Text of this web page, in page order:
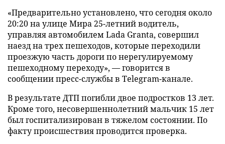
«Предварительно установлено, что сегодня около
20:20 на улице Мира 25-летний водитель,
управляя автомобилем Lada Granta, совершил
наезд на трех пешеходов, которые переходили
проезжую часть дороги по нерегулируемому
пешеходному переходу», — говорится в
сообщении пресс-службы в Telegram-канале.
В результате ДТП погибли двое подростков 13 лет.
Кроме того, несовершеннолетний мальчик 15 лет
был госпитализирован в тяжелом состоянии. По
факту происшествия проводится проверка.